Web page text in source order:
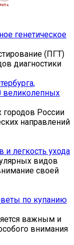
генетическое
(ПГТ)
диагностики
великолепных
городов России
направлений
и легкость ухода
видов
своей
по купанию
важным и
внимания